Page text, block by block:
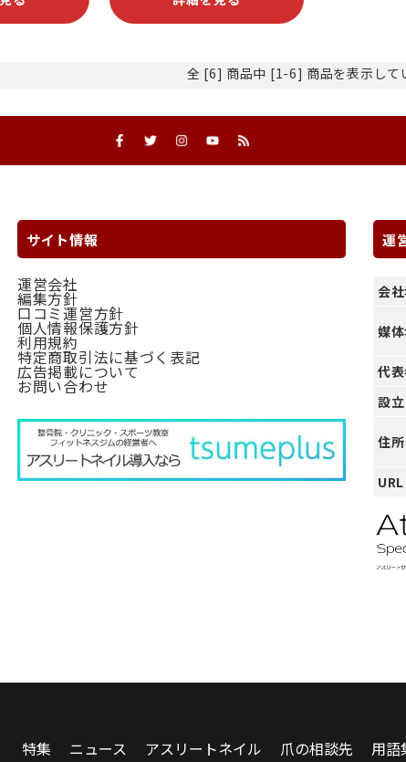
全 [6] 商品中 [1-6] 商品を表示して
サイト情報
運営会社
編集方針
口コミ運営方針
個人情報保護方針
利用規約
特定商取引法に基づく表記
広告掲載について
お問い合わせ
運
会
媒
代
設立
住所
URL
特集 ニュース アスリートネイル 爪の相談先 用語